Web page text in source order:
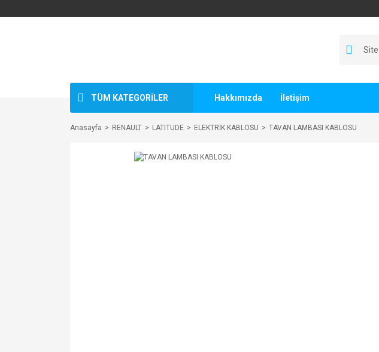
TÜM KATEGORİLER Hakkımızda İletişim
Anasayfa RENAULT LATITUDE ELEKTRİK KABLOSU TAVAN LAMBASI KABLOSU